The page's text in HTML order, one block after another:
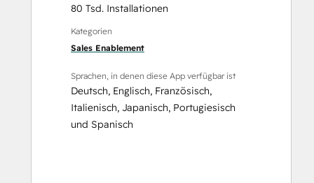
80 Tsd. Installationen
Kategorien
Sales Enablement
Sprachen, in denen diese App verfügbar ist
Deutsch, Englisch, Französisch,
Italienisch, Japanisch, Portugiesisch
und Spanisch